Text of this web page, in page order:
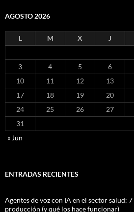
AGOSTO 2026
L M X J
3
4 5 6
10
11 12 13
17
18 19 20
24
25 26 27
31
« Jun
ENTRADAS RECIENTES
Agentes de voz con IA en el sector salud: 7
producción (y qué los hace funcionar)